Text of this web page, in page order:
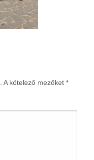
A kötelező mezőket *